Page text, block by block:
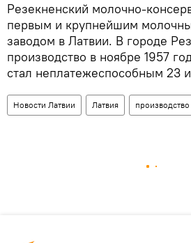
Резекненский молочно-
первым и крупнейшим
заводом в Латвии. В городе
производство в ноябре 1957
стал неплатежеспособным 23
Новости Латвии Латвия производство